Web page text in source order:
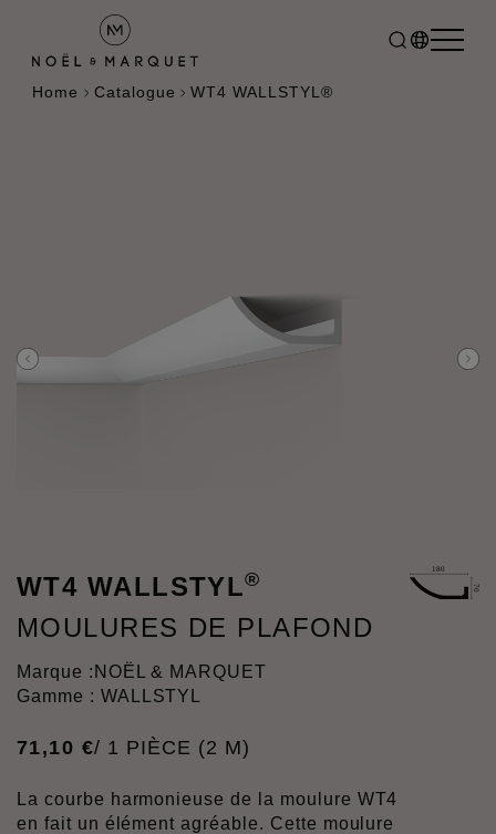
Home Catalogue WT4 WALLSTYL®
WT4 WALLSTYL®
MOULURES DE PLAFOND
Marque : NOËL & MARQUET
Gamme : WALLSTYL
71,10 €/ 1 PIÈCE (2 M)
La courbe harmonieuse de la moulure WT4
en fait un élément agréable. Cette moulure